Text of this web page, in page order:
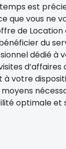
est
que vous ne
de
du
dédié à
d’affaires
à votre
optimale et